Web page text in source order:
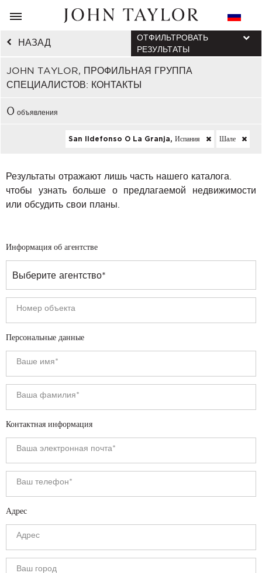
НАЗАД
JOHN TAYLOR, ПРОФИЛЬНАЯ ГРУППА
СПЕЦИАЛИСТОВ: КОНТАКТЫ
ОТФИЛЬТРОВАТЬ
РЕЗУЛЬТАТЫ
0 объявления
San Ildefonso O La Granja, Испания Шале
Результаты отражают лишь часть нашего каталога.
чтобы узнать больше о предлагаемой недвижимости
или обсудить свои планы.
Информация об агентстве
Персональные данные
Контактная информация
Адрес